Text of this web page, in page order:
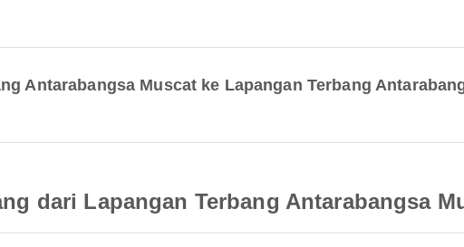
Antarabangsa Muscat ke Lapangan Terbang
dari Lapangan Terbang Antarabangsa